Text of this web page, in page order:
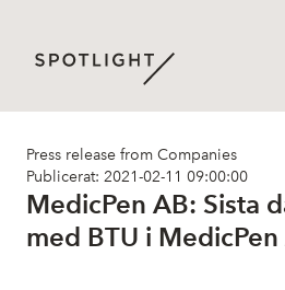
Press release from Companies
Publicerat: 2021-02-11 09:00:00
MedicPen AB: Sista
med BTU i